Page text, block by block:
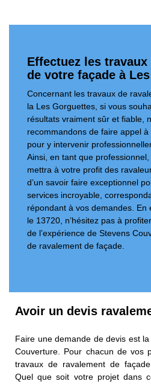
Effectuez les
de votre façade à
Concernant les travaux de
la Les Gorguettes, si vous
résultats vraiment sûr et fiable,
recommandons de faire appel
pour y intervenir
Ainsi, en tant que
mettra à votre profit des
d’un savoir faire exceptionnel
services incroyable,
répondant à vos demandes. En
le 13720, n’hésitez pas à
de l’expérience de Stevens
de ravalement de façade.
Avoir un devis
Faire une demande de devis est
Couverture. Pour chacun de vos
travaux de ravalement de
Quel que soit votre projet dans